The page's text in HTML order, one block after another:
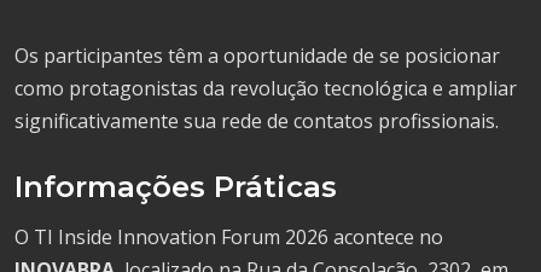
Os participantes têm a oportunidade de se posicionar
como protagonistas da revolução tecnológica e ampliar
significativamente sua rede de contatos profissionais.
Informações Práticas
O TI Inside Innovation Forum 2026 acontece no